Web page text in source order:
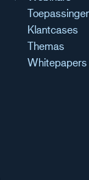
Klantcases
Themas
Whitepapers